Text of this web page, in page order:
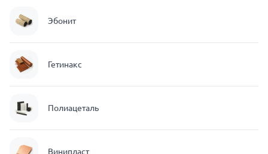
Эбонит
Гетинакс
Полиацеталь
Винипласт